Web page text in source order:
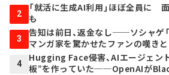
2
「就活に生成AI利用」ほぼ全員に
も
3
告知は前日、返金なし──ソシャゲ
マンガ家を驚かせたファンの嘆きと
4
Hugging Face侵害、AIエージェン
板”を作っていた──OpenAIが